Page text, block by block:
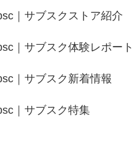
｜サブスクストア紹介
｜サブスク体験レポート
｜サブスク新着情報
｜サブスク特集